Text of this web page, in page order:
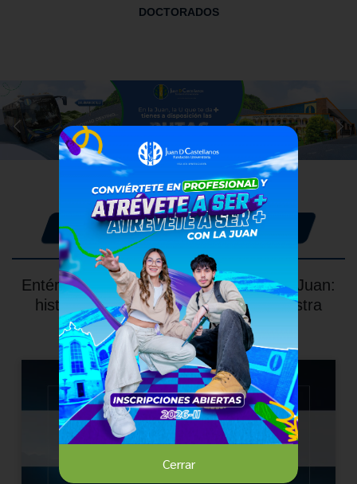
DOCTORADOS
Noticias de la Juan
Entérate de lo que está pasando en la Juan:
historias, logros y novedades de nuestra
comunidad universitaria.
Cerrar